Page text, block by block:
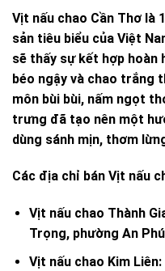
Vịt nấu chao Cần Thơ là
sản tiêu biểu của Việt
sẽ thấy sự kết hợp hoàn
béo ngậy và chao trắng
môn bùi bùi, nấm ngọt
trưng đã tạo nên một
dùng sánh mịn, thơm
Các địa chỉ bán Vịt nấu
Vịt nấu chao Thành
Trọng, phường An
Vịt nấu chao Kim